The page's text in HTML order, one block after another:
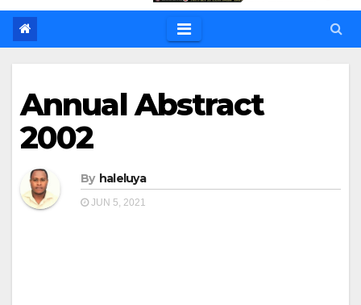
Annual Abstract
2002
By haleluya
JUN 5, 2021